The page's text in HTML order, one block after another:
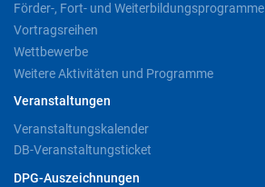
Förder-, Fort- und Weiterbildungsprogramme
Vortragsreihen
Wettbewerbe
Weitere Aktivitäten und Programme
Veranstaltungen
Veranstaltungskalender
DB-Veranstaltungsticket
DPG-Auszeichnungen